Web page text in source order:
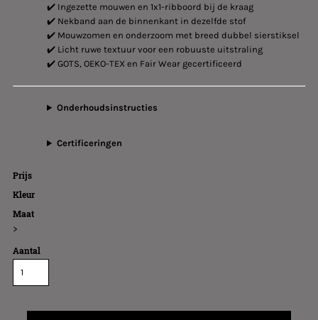
✔️ Ingezette mouwen en 1x1-ribboord bij de kraag
✔️ Nekband aan de binnenkant in dezelfde stof
✔️ Mouwzomen en onderzoom met breed dubbel sierstiksel
✔️ Licht ruwe textuur voor een robuuste uitstraling
✔️ GOTS, OEKO-TEX en Fair Wear gecertificeerd
Onderhoudsinstructies
Certificeringen
Prijs
Kleur
Maat
>
Aantal